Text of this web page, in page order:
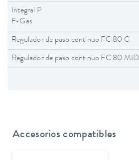
Integral P
F-Gas
Regulador de paso continuo FC 80 C
Regulador de paso continuo FC 80 MID
Accesorios compatibles